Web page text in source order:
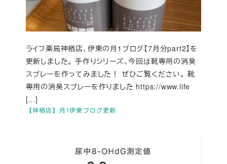
【神栖店】月1伊東ブログ更新
ライフ薬局神栖店、伊東の月1ブログ【7月分part2】を
更新しました。 手作りシリーズ、今回は靴専用の消臭
スプレーを作ってみました！ ぜひご覧ください。 靴
専用の消臭スプレーを作りました https://www.life
[…]